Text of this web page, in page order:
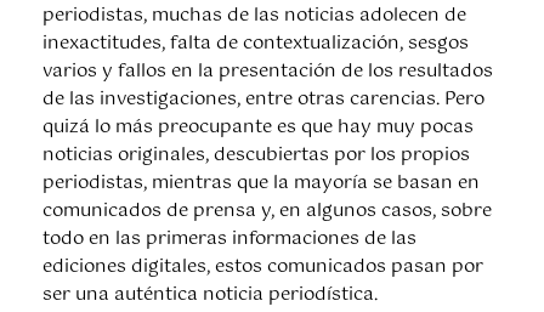
periodistas, muchas de las noticias adolecen de
inexactitudes, falta de contextualización, sesgos
varios y fallos en la presentación de los resultados
de las investigaciones, entre otras carencias. Pero
quizá lo más preocupante es que hay muy pocas
noticias originales, descubiertas por los propios
periodistas, mientras que la mayoría se basan en
comunicados de prensa y, en algunos casos, sobre
todo en las primeras informaciones de las
ediciones digitales, estos comunicados pasan por
ser una auténtica noticia periodística.